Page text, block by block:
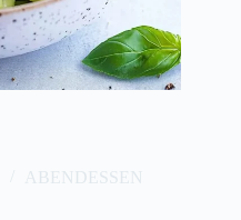
ABENDESSEN